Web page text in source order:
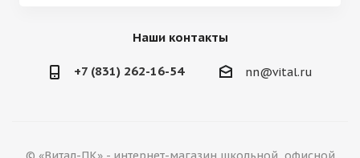
Наши контакты
+7 (831) 262-16-54 nn@vital.ru